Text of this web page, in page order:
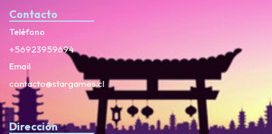
Contacto
Teléfono
+56923959694
Email
contacto@stargames.cl
Dirección